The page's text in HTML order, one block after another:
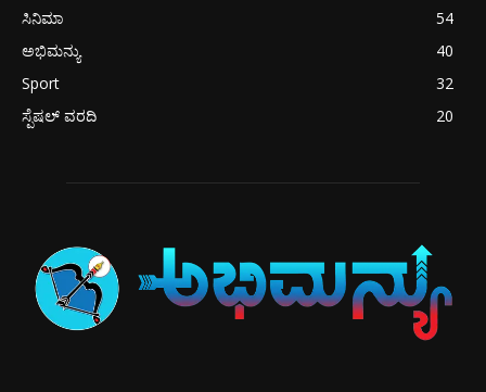
ಸಿನಿಮಾ
54
ಅಭಿಮನ್ಯು
40
Sport
32
ಸ್ಪೆಷಲ್ ವರದಿ
20